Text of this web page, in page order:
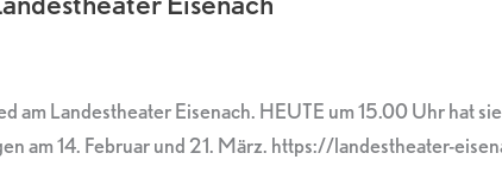
am Landestheater Eisenach. HEUTE um 15.00 Uhr hat
am 14. Februar und 21. März. https://landestheater-